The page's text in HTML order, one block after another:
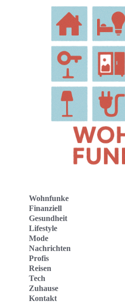
Wohnfunke
Finanziell
Gesundheit
Lifestyle
Mode
Nachrichten
Profis
Reisen
Tech
Zuhause
Kontakt